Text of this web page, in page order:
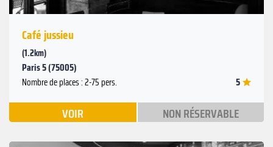
Café jussieu
(1.2km)
Paris 5 (75005)
Nombre de places : 2-75 pers. 5
VOIR NON RÉSERVABLE